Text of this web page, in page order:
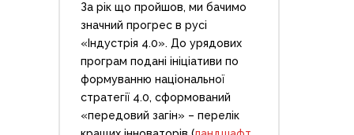
За рік що пройшов, ми бачимо
значний прогрес в русі
«Індустрія 4.0». До урядових
програм подані ініціативи по
формуванню національної
стратегії 4.0, сформований
«передовий загін» – перелік